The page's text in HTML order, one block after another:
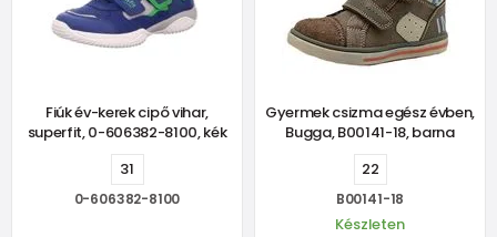
Fiúk év-kerek cipő vihar,
superfit, 0-606382-8100, kék
31
0-606382-8100
Gyermek csizma egész évben,
Bugga, B00141-18, barna
22
B00141-18
Készleten